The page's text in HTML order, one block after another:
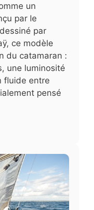
un
par le
par
ce modèle
du catamaran :
une luminosité
fluide entre
pensé